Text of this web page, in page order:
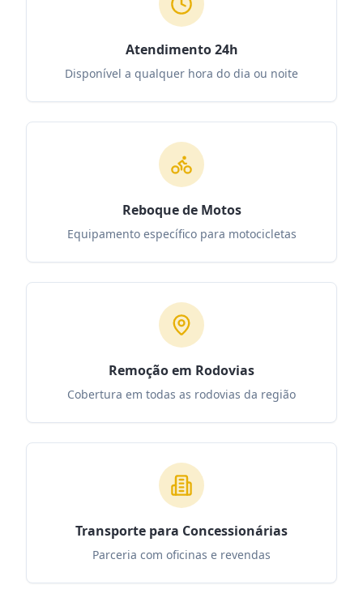
Atendimento 24h
Disponível a qualquer hora do dia ou noite
Reboque de Motos
Equipamento específico para motocicletas
Remoção em Rodovias
Cobertura em todas as rodovias da região
Transporte para Concessionárias
Parceria com oficinas e revendas